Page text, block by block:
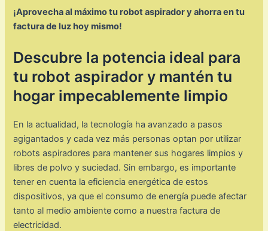
¡Aprovecha al máximo tu robot aspirador y ahorra en tu
factura de luz hoy mismo!
Descubre la potencia ideal para
tu robot aspirador y mantén tu
hogar impecablemente limpio
En la actualidad, la tecnología ha avanzado a pasos
agigantados y cada vez más personas optan por utilizar
robots aspiradores para mantener sus hogares limpios y
libres de polvo y suciedad. Sin embargo, es importante
tener en cuenta la eficiencia energética de estos
dispositivos, ya que el consumo de energía puede afectar
tanto al medio ambiente como a nuestra factura de
electricidad.